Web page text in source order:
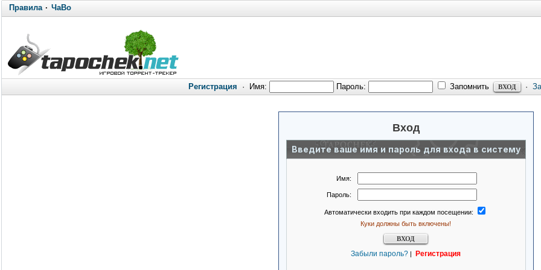
Правила· ЧаВо
Регистрация · Имя: Пароль: Запомнить ·
Вход
Введите ваше имя и пароль для входа в систему
Имя:
Пароль:
Автоматически входить при каждом посещении:
Куки должны быть включены!
Забыли пароль? | Регистрация